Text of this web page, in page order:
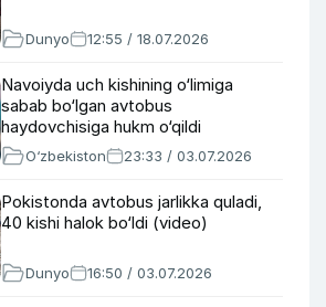
Dunyo 12:55 / 18.07.2026
Navoiyda uch kishining o‘limiga
sabab bo‘lgan avtobus
haydovchisiga hukm o‘qildi
O‘zbekiston 23:33 / 03.07.2026
Pokistonda avtobus jarlikka quladi,
40 kishi halok bo‘ldi (video)
Dunyo 16:50 / 03.07.2026